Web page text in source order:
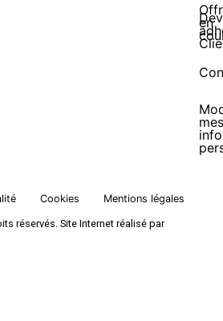
en
mes
Cookies Mentions légales
réservés. Site Internet réalisé par